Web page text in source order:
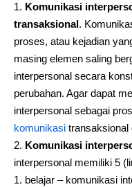
Komunikasi
transaksional.
proses, atau kejadian
masing elemen saling
interpersonal secara
perubahan. Agar dapat
interpersonal sebagai
komunikasi transaksional
Komunikasi
interpersonal memiliki 5
belajar – komunikasi